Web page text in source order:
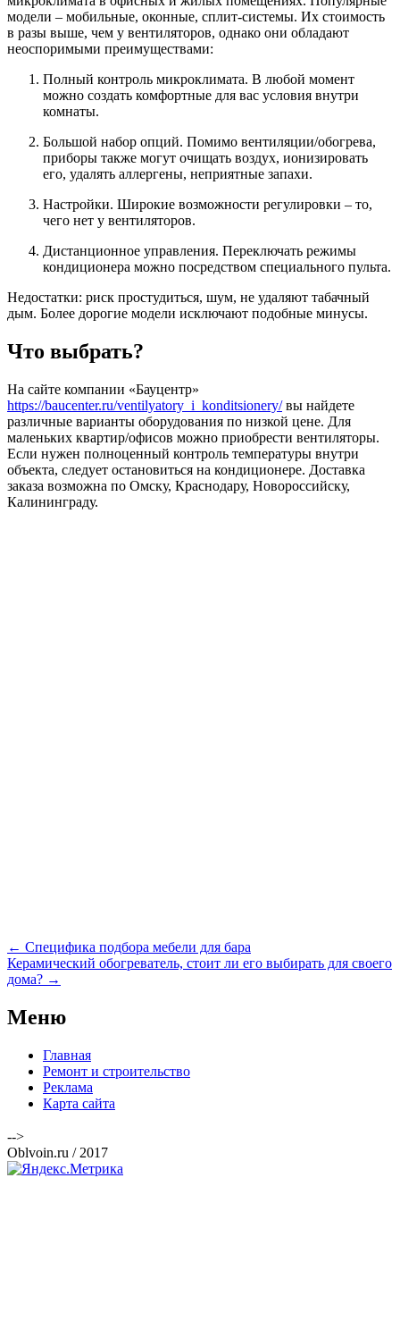
модели – мобильные, оконные, сплит-системы. Их стоимость
в разы выше, чем у вентиляторов, однако они обладают
неоспоримыми преимуществами:
Полный контроль микроклимата. В любой момент
можно создать комфортные для вас условия внутри
комнаты.
Большой набор опций. Помимо вентиляции/обогрева,
приборы также могут очищать воздух, ионизировать
его, удалять аллергены, неприятные запахи.
Настройки. Широкие возможности регулировки – то,
чего нет у вентиляторов.
Дистанционное управления. Переключать режимы
кондиционера можно посредством специального пульта.
Недостатки: риск простудиться, шум, не удаляют табачный
дым. Более дорогие модели исключают подобные минусы.
Что выбрать?
На сайте компании «Бауцентр»
https://baucenter.ru/ventilyatory_i_konditsionery/вы найдете
различные варианты оборудования по низкой цене. Для
маленьких квартир/офисов можно приобрести вентиляторы.
Если нужен полноценный контроль температуры внутри
объекта, следует остановиться на кондиционере. Доставка
заказа возможна по Омску, Краснодару, Новороссийску,
Калининграду.
Навигация
по
записям
← Специфика подбора мебели для бара
Керамический обогреватель, стоит ли его выбирать для своего
дома? →
Меню
Главная
Ремонт и строительство
Реклама
Карта сайта
-->
Oblvoin.ru / 2017